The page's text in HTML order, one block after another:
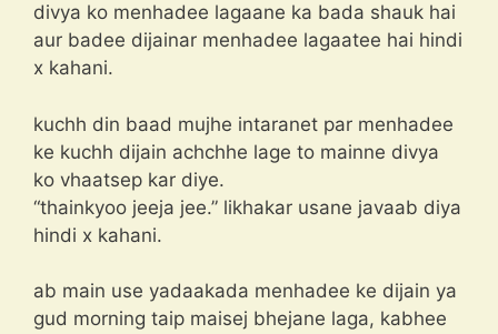
divya ko menhadee lagaane ka bada shauk hai
aur badee dijainar menhadee lagaatee hai hindi
x kahani.
kuchh din baad mujhe intaranet par menhadee
ke kuchh dijain achchhe lage to mainne divya
ko vhaatsep kar diye.
“thainkyoo jeeja jee.” likhakar usane javaab diya
hindi x kahani.
ab main use yadaakada menhadee ke dijain ya
gud morning taip maisej bhejane laga, kabhee